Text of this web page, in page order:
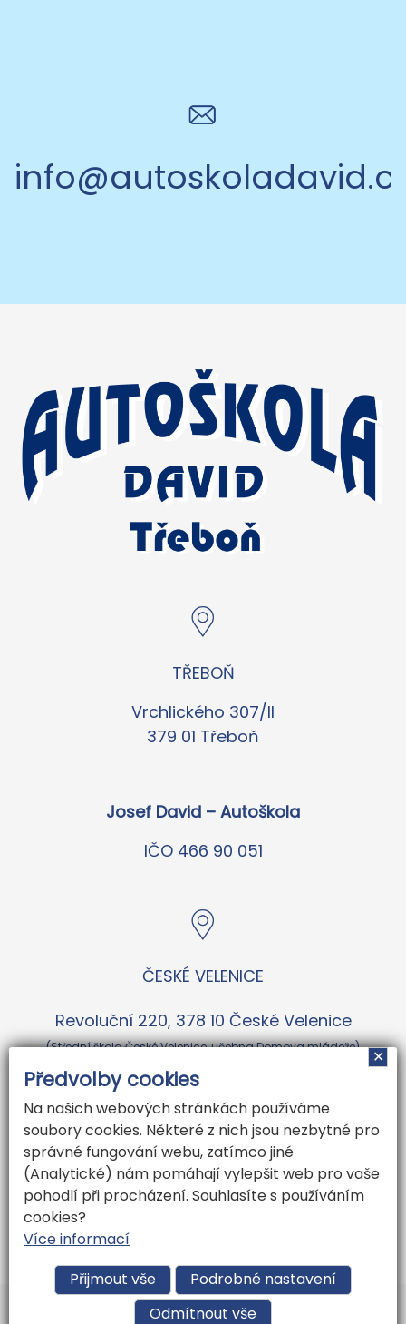
TŘEBOŇ
Vrchlického 307/II
379 01 Třeboň
Josef David – Autoškola
IČO 466 90 051
ČESKÉ VELENICE
Revoluční 220, 378 10 České Velenice
(Střední škola České Velenice, učebna Domova mládeže)
ČESKÉ BUDĚJOVICE
Karoliny Světlé 2238/2, České Budějovice
(naproti pivovaru Budvar)
VytvořilARGON systems
Předvolby cookies
Na našich webových stránkách používáme
soubory cookies. Některé z nich jsou nezbytné pro
správné fungování webu, zatímco jiné
(Analytické) nám pomáhají vylepšit web pro vaše
pohodlí při procházení. Souhlasíte s používáním
cookies?
Více informací
Přijmout vše
Podrobné nastavení
Odmítnout vše
✕